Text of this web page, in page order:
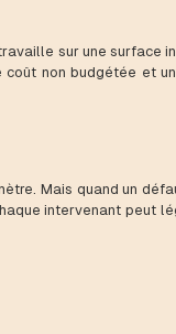
sur une surface
non budgétée et
Mais quand un
intervenant peut